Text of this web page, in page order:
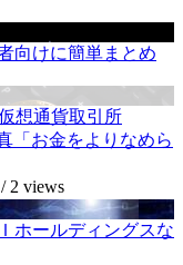
向けに簡単まとめ
想通貨取引所
「お金をよりなめら
/ 2 views
ホールディングスな